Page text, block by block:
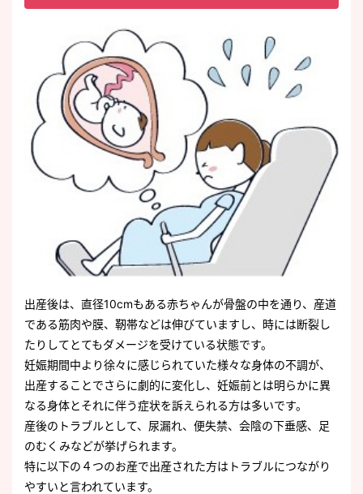
出産後は、直径10cmもある赤ちゃんが骨盤の中を通り、産道
である筋肉や膜、靭帯などは伸びていますし、時には断裂し
たりしてとてもダメージを受けている状態です。
妊娠期間中より徐々に感じられていた様々な身体の不調が、
出産することでさらに劇的に変化し、妊娠前とは明らかに異
なる身体とそれに伴う症状を訴えられる方は多いです。
産後のトラブルとして、尿漏れ、便失禁、会陰の下垂感、足
のむくみなどが挙げられます。
特に以下の４つのお産で出産された方はトラブルにつながり
やすいと言われています。